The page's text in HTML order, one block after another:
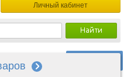
Личный кабинет